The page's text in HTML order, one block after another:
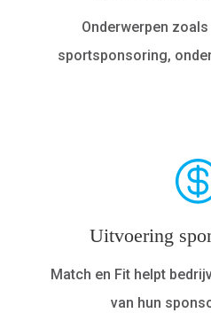
Onderwerpen
sportsponsoring,
Uitvoering
Match en Fit helpt
van hun